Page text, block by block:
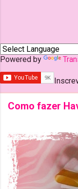
Powered by
Como fazer